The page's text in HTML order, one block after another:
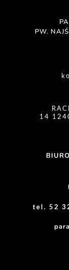
PW.
14
tel. 52